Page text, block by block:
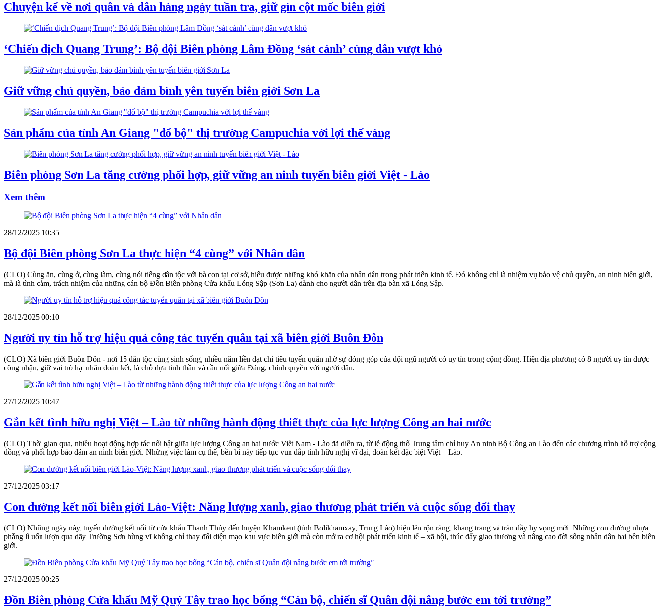
Chuyện kể về nơi quân và dân hàng ngày tuần tra, giữ gìn cột mốc biên giới
‘Chiến dịch Quang Trung’: Bộ đội Biên phòng Lâm Đồng ‘sát cánh’ cùng dân vượt khó
Giữ vững chủ quyền, bảo đảm bình yên tuyến biên giới Sơn La
Sản phẩm của tỉnh An Giang "đổ bộ" thị trường Campuchia với lợi thế vàng
Biên phòng Sơn La tăng cường phối hợp, giữ vững an ninh tuyến biên giới Việt - Lào
Xem thêm
28/12/2025 10:35
Bộ đội Biên phòng Sơn La thực hiện “4 cùng” với Nhân dân
(CLO) Cùng ăn, cùng ở, cùng làm, cùng nói tiếng dân tộc với bà con tại cơ sở, hiểu được những khó khăn của nhân dân trong phát triển kinh tế. Đó không chỉ là nhiệm vụ bảo vệ chủ quyền, an ninh biên giới,
mà là tình cảm, trách nhiệm của những cán bộ Đồn Biên phòng Cửa khẩu Lóng Sập (Sơn La) dành cho người dân trên địa bàn xã Lóng Sập.
28/12/2025 00:10
Người uy tín hỗ trợ hiệu quả công tác tuyển quân tại xã biên giới Buôn Đôn
(CLO) Xã biên giới Buôn Đôn - nơi 15 dân tộc cùng sinh sống, nhiều năm liền đạt chỉ tiêu tuyển quân nhờ sự đóng góp của đội ngũ người có uy tín trong cộng đồng. Hiện địa phương có 8 người uy tín được
công nhận, giữ vai trò hạt nhân đoàn kết, là chỗ dựa tinh thần và cầu nối giữa Đảng, chính quyền với người dân.
27/12/2025 10:47
Gắn kết tình hữu nghị Việt – Lào từ những hành động thiết thực của lực lượng Công an hai nước
(CLO) Thời gian qua, nhiều hoạt động hợp tác nổi bật giữa lực lượng Công an hai nước Việt Nam - Lào đã diễn ra, từ lễ động thổ Trung tâm chỉ huy An ninh Bộ Công an Lào đến các chương trình hỗ trợ cộng
đồng và phối hợp bảo đảm an ninh biên giới. Những việc làm cụ thể, bền bỉ này tiếp tục vun đắp tình hữu nghị vĩ đại, đoàn kết đặc biệt Việt – Lào.
27/12/2025 03:17
Con đường kết nối biên giới Lào-Việt: Năng lượng xanh, giao thương phát triển và cuộc sống đổi thay
(CLO) Những ngày này, tuyến đường kết nối từ cửa khẩu Thanh Thủy đến huyện Khamkeut (tỉnh Bolikhamxay, Trung Lào) hiện lên rộn ràng, khang trang và tràn đầy hy vọng mới. Những con đường nhựa
phẳng lì uốn lượn qua dãy Trường Sơn hùng vĩ không chỉ thay đổi diện mạo khu vực biên giới mà còn mở ra cơ hội phát triển kinh tế – xã hội, thúc đẩy giao thương và nâng cao đời sống nhân dân hai bên biên
giới.
27/12/2025 00:25
Đồn Biên phòng Cửa khẩu Mỹ Quý Tây trao học bổng “Cán bộ, chiến sĩ Quân đội nâng bước em tới trường”